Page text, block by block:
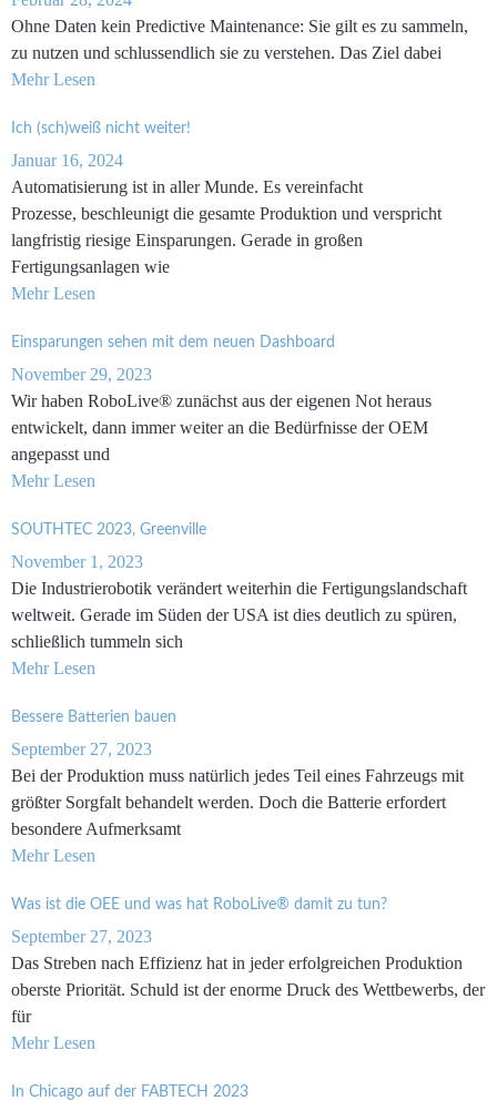
Ohne Daten kein Predictive Maintenance: Sie gilt es zu sammeln,
zu nutzen und schlussendlich sie zu verstehen. Das Ziel dabei
Mehr Lesen
Ich (sch)weiß nicht weiter!
Januar 16, 2024
Automatisierung ist in aller Munde. Es vereinfacht
Prozesse, beschleunigt die gesamte Produktion und verspricht
langfristig riesige Einsparungen. Gerade in großen
Fertigungsanlagen wie
Mehr Lesen
Einsparungen sehen mit dem neuen Dashboard
November 29, 2023
Wir haben RoboLive® zunächst aus der eigenen Not heraus
entwickelt, dann immer weiter an die Bedürfnisse der OEM
angepasst und
Mehr Lesen
SOUTHTEC 2023, Greenville
November 1, 2023
Die Industrierobotik verändert weiterhin die Fertigungslandschaft
weltweit. Gerade im Süden der USA ist dies deutlich zu spüren,
schließlich tummeln sich
Mehr Lesen
Bessere Batterien bauen
September 27, 2023
Bei der Produktion muss natürlich jedes Teil eines Fahrzeugs mit
größter Sorgfalt behandelt werden. Doch die Batterie erfordert
besondere Aufmerksamt
Mehr Lesen
Was ist die OEE und was hat RoboLive® damit zu tun?
September 27, 2023
Das Streben nach Effizienz hat in jeder erfolgreichen Produktion
oberste Priorität. Schuld ist der enorme Druck des Wettbewerbs, der
für
Mehr Lesen
In Chicago auf der FABTECH 2023